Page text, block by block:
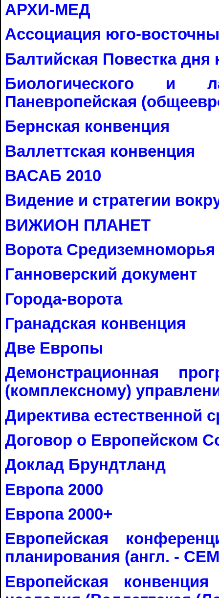
АРХИ-МЕД
Ассоциация юго-
Балтийская Повестка дня
Биологического и
Паневропейская
Бернская конвенция
Валлеттская конвенция
ВАСАБ 2010
Видение и стратегии
ВИЖИОН ПЛАНЕТ
Ворота Средиземноморья
Ганноверский документ
Города-ворота
Гранадская конвенция
Две Европы
Демонстрационная
(комплексному)
Директива естественной
Договор о Европейском
Доклад Брундтланд
Европа 2000
Европа 2000+
Европейская
планирования (англ. -
Европейская